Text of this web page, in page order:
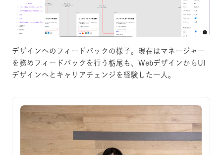
デザインへのフィードバックの様子。現在はマネージャー
を務めフィードバックを行う栃尾も、WebデザインからUI
デザインへとキャリアチェンジを経験した一人。